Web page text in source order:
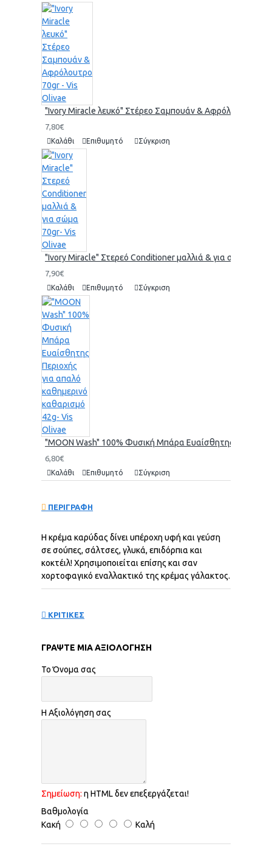
"Ivory Miracle λευκό" Στέρεο Σαμπουάν & Αφρόλουτρο
7,80€
Καλάθι Επιθυμητό Σύγκριση
"Ivory Miracle" Στερεό Conditioner μαλλιά & για σώμα
7,90€
Καλάθι Επιθυμητό Σύγκριση
"MOON Wash" 100% Φυσική Μπάρα Ευαίσθητης
6,80€
Καλάθι Επιθυμητό Σύγκριση
ΠΕΡΙΓΡΑΦΗ
Η κρέμα καρύδας δίνει υπέροχη υφή και γεύση
σε σούπες, σάλτσες, γλυκά, επιδόρπια και
κοκτέιλ! Χρησιμοποιείται επίσης και σαν
χορτοφαγικό εναλλακτικό της κρέμας γάλακτος.
ΚΡΙΤΙΚΕΣ
ΓΡΆΨΤΕ ΜΙΑ ΑΞΙΟΛΌΓΗΣΗ
Το Όνομα σας
Η Αξιολόγηση σας
Σημείωση: η HTML δεν επεξεργάζεται!
Βαθμολογία
Κακή
Καλή